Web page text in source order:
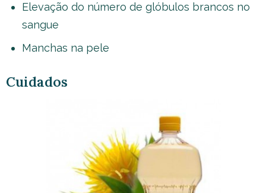
Elevação do número de glóbulos brancos no
sangue
Manchas na pele
Cuidados